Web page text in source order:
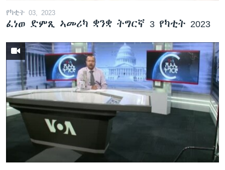
የካቲት 03, 2023
ፈነወ ድምጺ ኣመሪካ ቋንቋ ትግርኛ 3 የካቲት 2023